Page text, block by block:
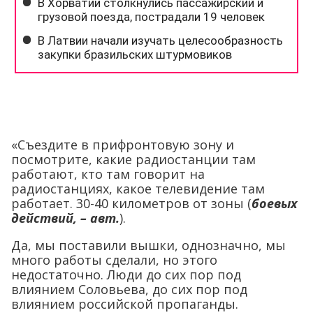
«Съездите в прифронтовую зону и
посмотрите, какие радиостанции там
работают, кто там говорит на
радиостанциях, какое телевидение там
работает. 30-40 километров от зоны (боевых
действий, – авт.).
Да, мы поставили вышки, однозначно, мы
много работы сделали, но этого
недостаточно. Люди до сих пор под
влиянием Соловьева, до сих пор под
влиянием российской пропаганды.